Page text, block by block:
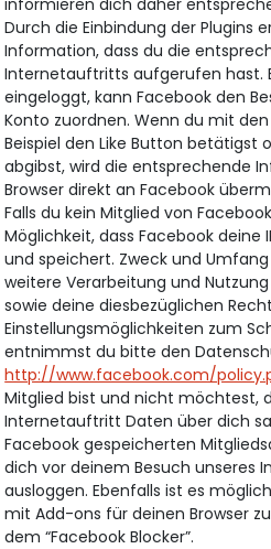
informieren dich daher
Durch die Einbindung der Plugins
Information, dass du die
Internetauftritts aufgerufen hast.
eingeloggt, kann Facebook den
Konto zuordnen. Wenn du mit
Beispiel den Like Button betätigst
abgibst, wird die entsprechende
Browser direkt an Facebook
Falls du kein Mitglied von
Möglichkeit, dass Facebook deine
und speichert. Zweck und
weitere Verarbeitung und
sowie deine diesbezüglichen
Einstellungsmöglichkeiten zum
entnimmst du bitte den
http://www.facebook.com/
Mitglied bist und nicht möchtest,
Internetauftritt Daten über dich
Facebook gespeicherten
dich vor deinem Besuch unseres
ausloggen. Ebenfalls ist es
mit Add-ons für deinen Browser
dem “Facebook Blocker”.